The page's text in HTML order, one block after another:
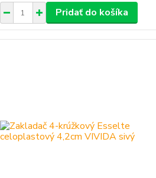
Pridať do košíka